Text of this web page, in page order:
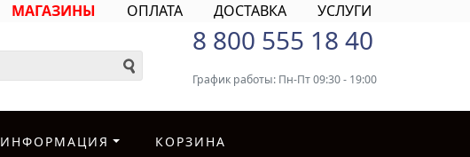
МАГАЗИНЫ ОПЛАТА ДОСТАВКА УСЛУГИ
8 800 555 18 40
График работы: Пн-Пт 09:30 - 19:00
ИНФОРМАЦИЯ КОРЗИНА